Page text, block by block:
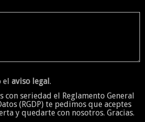
aviso legal .
con seriedad el Reglamento General
(RGDP) te pedimos que aceptes
y quedarte con nosotros. Gracias.